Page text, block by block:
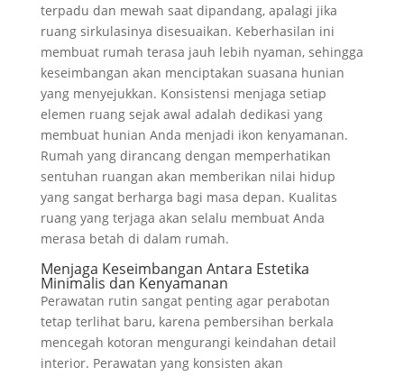
terpadu dan mewah saat dipandang, apalagi jika
ruang sirkulasinya disesuaikan. Keberhasilan ini
membuat rumah terasa jauh lebih nyaman, sehingga
keseimbangan akan menciptakan suasana hunian
yang menyejukkan. Konsistensi menjaga setiap
elemen ruang sejak awal adalah dedikasi yang
membuat hunian Anda menjadi ikon kenyamanan.
Rumah yang dirancang dengan memperhatikan
sentuhan ruangan akan memberikan nilai hidup
yang sangat berharga bagi masa depan. Kualitas
ruang yang terjaga akan selalu membuat Anda
merasa betah di dalam rumah.
Menjaga Keseimbangan Antara Estetika
Minimalis dan Kenyamanan
Perawatan rutin sangat penting agar perabotan
tetap terlihat baru, karena pembersihan berkala
mencegah kotoran mengurangi keindahan detail
interior. Perawatan yang konsisten akan